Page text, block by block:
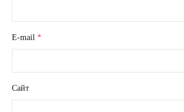
E-mail *
Сайт